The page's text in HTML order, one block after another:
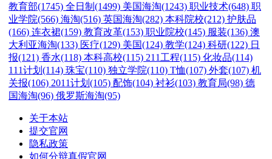
教育部(1745) 全日制(1499) 美国海淘(1243) 职业技术(648) 职
业学院(566) 海淘(516) 英国海淘(282) 本科院校(212) 护肤品
(166) 连衣裙(159) 教育改革(153) 职业院校(145) 服装(136) 澳
大利亚海淘(133) 医疗(129) 美国(124) 教学(124) 科研(122) 日
报(121) 香水(118) 本科高校(115) 211工程(115) 化妆品(114)
111计划(114) 珠宝(110) 独立学院(110) T恤(107) 外套(107) 机
关报(106) 2011计划(105) 配饰(104) 衬衫(103) 教育局(98) 德
国海淘(96) 俄罗斯海淘(95)
关于本站
提交官网
隐私政策
如何分辩真假官网